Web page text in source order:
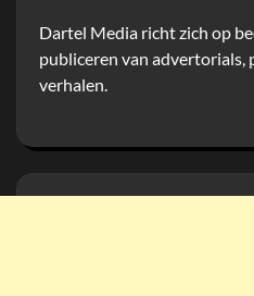
Dartel Media richt zich op
publiceren van advertorials,
verhalen.